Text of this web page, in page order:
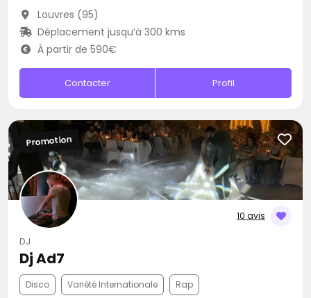
Louvres (95)
Déplacement jusqu’à 300 kms
À partir de 590€
Contacter Profil
10 avis
Promotion
DJ
Dj Ad7
Disco Variété Internationale Rap